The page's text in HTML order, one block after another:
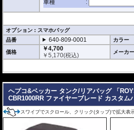
オプション : スマホバッグ
品番
640-809-0001 カラー
価格
￥4,700
￥5,170(税込) メーカー
ヘプコ&ベッカー タンク/リアバッグ 「
CBR1000RR ファイヤーブレード カスタム
スワイプでスクロール、クリック(タップ)で拡大表